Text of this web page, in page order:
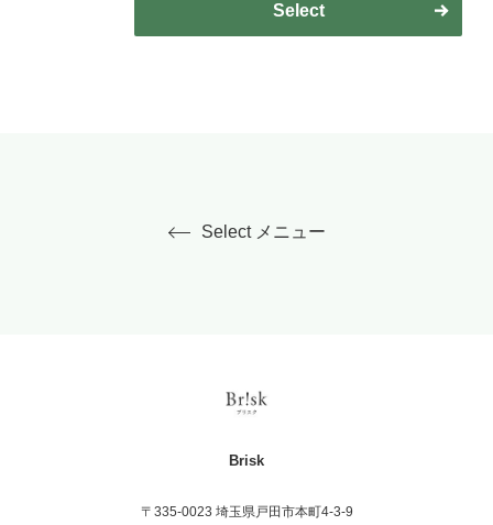
Select
Select メニュー
Brisk
〒335-0023 埼玉県戸田市本町4-3-9